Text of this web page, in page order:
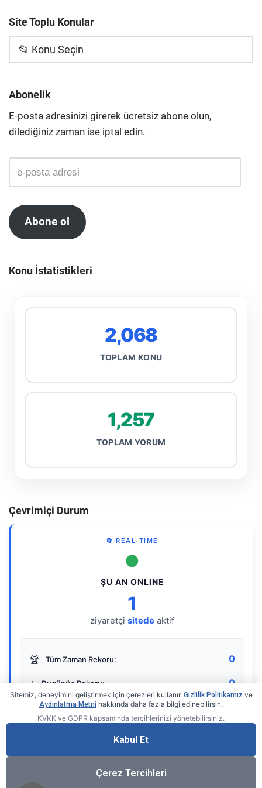
Site Toplu Konular
📂 Konu Seçin
Abonelik
E-posta adresinizi girerek ücretsiz abone olun,
dilediğiniz zaman ise iptal edin.
Abone ol
Konu İstatistikleri
2,068
TOPLAM KONU
1,257
TOPLAM YORUM
Çevrimiçi Durum
🔄 REAL-TIME
●
ŞU AN ONLINE
1
ziyaretçi sitede aktif
🏆 Tüm Zaman Rekoru: 0
⭐ Bugünün Rekoru: 0
Gerçek zamanlı sayaç
Sitemiz, deneyimini geliştirmek için çerezleri kullanır. Gizlilik Politikamız ve
Aydınlatma Metni hakkında daha fazla bilgi edinebilirsin.
KVKK ve GDPR kapsamında tercihlerinizi yönetebilirsiniz.
Kabul Et
Çerez Tercihleri